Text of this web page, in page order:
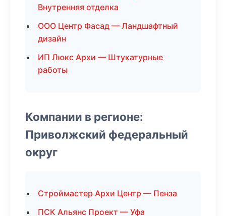
Внутренняя отделка
ООО Центр Фасад — Ландшафтный
дизайн
ИП Люкс Архи — Штукатурные
работы
Компании в регионе:
Приволжский федеральный
округ
Строймастер Архи Центр — Пенза
ПСК Альянс Проект — Уфа